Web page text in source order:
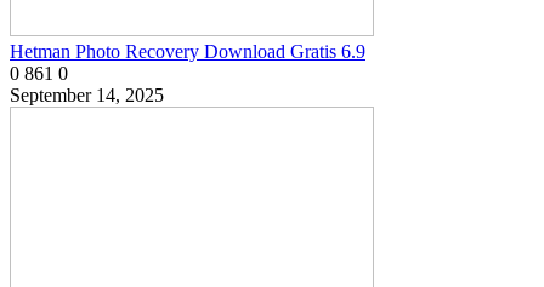
Hetman Photo Recovery Download Gratis 6.9
0 861 0
September 14, 2025